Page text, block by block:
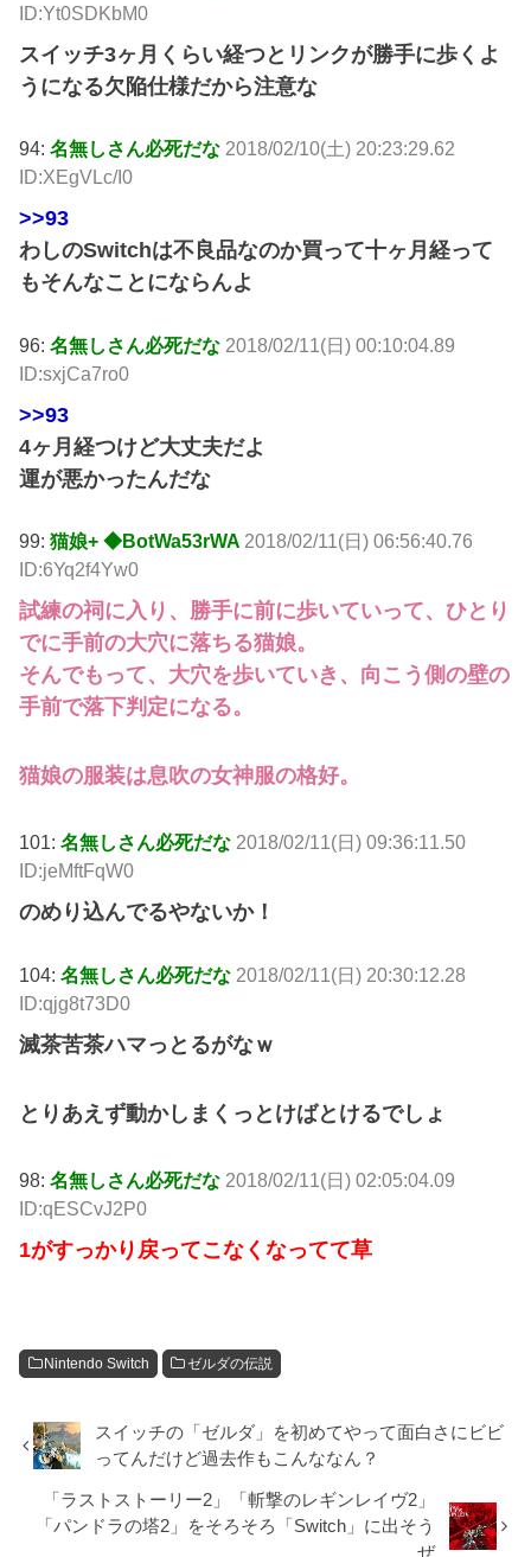
ID:Yt0SDKbM0
スイッチ3ヶ月くらい経つとリンクが勝手に歩くよ
うになる欠陥仕様だから注意な
94:名無しさん必死だな 2018/02/10(土) 20:23:29.62
ID:XEgVLc/I0
>>93
わしのSwitchは不良品なのか買って十ヶ月経って
もそんなことにならんよ
96:名無しさん必死だな 2018/02/11(日) 00:10:04.89
ID:sxjCa7ro0
>>93
4ヶ月経つけど大丈夫だよ
運が悪かったんだな
99:猫娘+ ◆BotWa53rWA 2018/02/11(日) 06:56:40.76
ID:6Yq2f4Yw0
試練の祠に入り、勝手に前に歩いていって、ひとり
でに手前の大穴に落ちる猫娘。
そんでもって、大穴を歩いていき、向こう側の壁の
手前で落下判定になる。
猫娘の服装は息吹の女神服の格好。
101:名無しさん必死だな 2018/02/11(日) 09:36:11.50
ID:jeMftFqW0
のめり込んでるやないか！
104:名無しさん必死だな 2018/02/11(日) 20:30:12.28
ID:qjg8t73D0
滅茶苦茶ハマっとるがなｗ
とりあえず動かしまくっとけばとけるでしょ
98:名無しさん必死だな 2018/02/11(日) 02:05:04.09
ID:qESCvJ2P0
1がすっかり戻ってこなくなってて草
Nintendo Switch ゼルダの伝説
スイッチの「ゼルダ」を初めてやって面白さにビビ
ってんだけど過去作もこんななん？
「ラストストーリー2」「斬撃のレギンレイヴ2」
「パンドラの塔2」をそろそろ「Switch」に出そう
ぜ